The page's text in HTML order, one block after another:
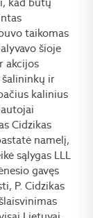
taikomas
šioje
akcijos
ir
kalinius
Cidzikas
namelį,
sąlygas LLL
gavęs
P. Cidzikas